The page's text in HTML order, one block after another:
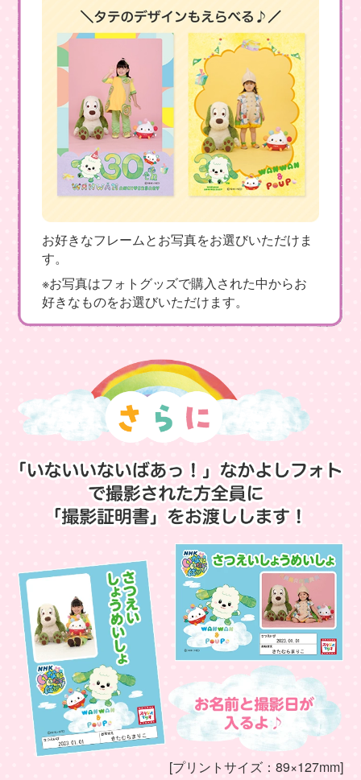
お好きなフレームとお写真をお選びいただけま
す。
※お写真はフォトグッズで購入された中からお
好きなものをお選びいただけます。
[プリントサイズ：89×127mm]